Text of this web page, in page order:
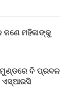
ଜଣେ ମହିଳାଙ୍କୁ
ବି ପ୍ରବଳ
ଏସ୍‌ଆରସି